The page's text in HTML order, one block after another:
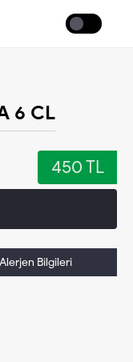
Coffee
6 CL
450 TL
Alerjen Bilgileri